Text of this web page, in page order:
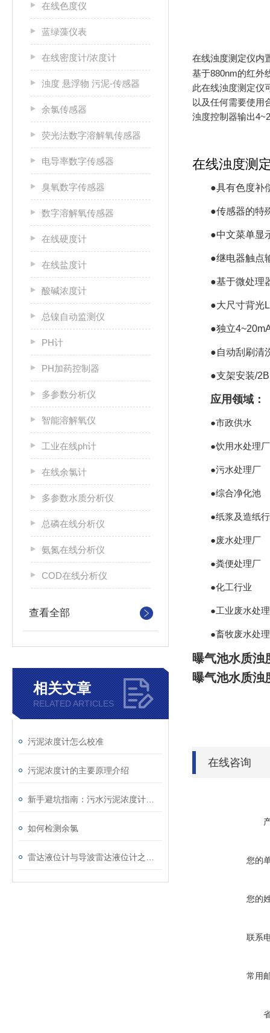
在线色度仪
蓝绿藻仪表
在线密度计/浓度计
浊度 悬浮物 污泥-传感器
余氯传感器
荧光法数字溶解氧传感器
电导率数字传感器
臭氧数字传感器
数字溶解氧传感器
在线硬度计
在线盐度计
酸碱浓度计
总镍自动监测仪
PH计
PH加药控制器
多参数分析仪
智能溶解氧仪
工业在线ph计
在线余氯计
多参数水质分析仪
总磷在线分析仪
氨氮在线分析仪
COD在线分析仪
查看全部
相关文章
RELATED ARTICLES
污泥浓度计怎么校准
污泥浓度计的主要原理介绍
如何检测余氯
在线浊度测定仪内
基于880nm的红外
此在线浊度测定仪
以及任何需要使用
浊度控制器输出
在线浊度测
●具有色度补
●传感器的特
●中文菜单显
●继电器触点
●基于微处理
●大尺寸背光
●独立
●自动刮刷清
●支架安装/
应用领域：
●市政供水
●饮用水处理厂
●污水处理厂
●综合净化池
●纸浆及造纸
●废水处理厂
●粪便处理厂
●化工行业
●工业废水处理
●畜牧废水处理
曝气池水质浊
曝气池水质浊
在线咨询
您的
您的
联系
常用